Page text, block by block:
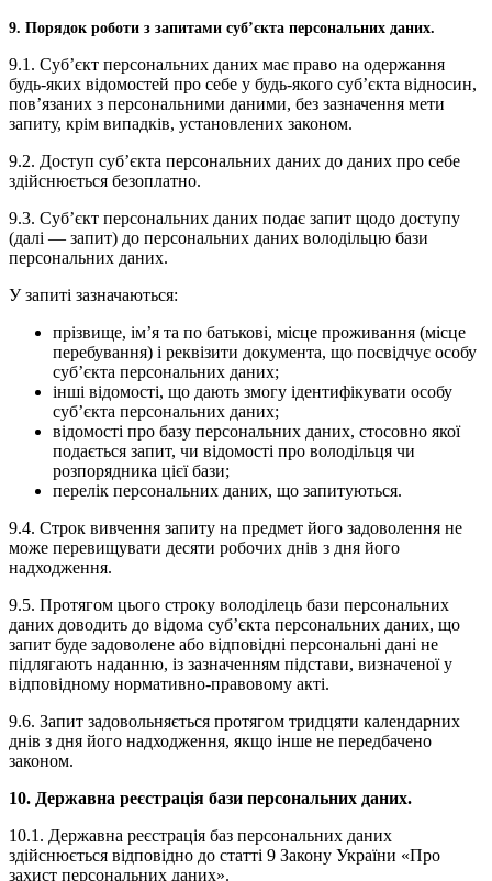
9. Порядок роботи з запитами суб’єкта персональних даних.
9.1. Суб’єкт персональних даних має право на одержання
будь-яких відомостей про себе у будь-якого суб’єкта відносин,
пов’язаних з персональними даними, без зазначення мети
запиту, крім випадків, установлених законом.
9.2. Доступ суб’єкта персональних даних до даних про себе
здійснюється безоплатно.
9.3. Суб’єкт персональних даних подає запит щодо доступу
(далі — запит) до персональних даних володільцю бази
персональних даних.
У запиті зазначаються:
прізвище, ім’я та по батькові, місце проживання (місце
перебування) і реквізити документа, що посвідчує особу
суб’єкта персональних даних;
інші відомості, що дають змогу ідентифікувати особу
суб’єкта персональних даних;
відомості про базу персональних даних, стосовно якої
подається запит, чи відомості про володільця чи
розпорядника цієї бази;
перелік персональних даних, що запитуються.
9.4. Строк вивчення запиту на предмет його задоволення не
може перевищувати десяти робочих днів з дня його
надходження.
9.5. Протягом цього строку володілець бази персональних
даних доводить до відома суб’єкта персональних даних, що
запит буде задоволене або відповідні персональні дані не
підлягають наданню, із зазначенням підстави, визначеної у
відповідному нормативно-правовому акті.
9.6. Запит задовольняється протягом тридцяти календарних
днів з дня його надходження, якщо інше не передбачено
законом.
10. Державна реєстрація бази персональних даних.
10.1. Державна реєстрація баз персональних даних
здійснюється відповідно до статті 9 Закону України «Про
захист персональних даних».